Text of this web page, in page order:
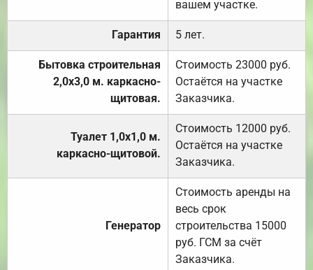
вашем участке.
Гарантия 5 лет.
Бытовка строительная
2,0х3,0 м. каркасно-
щитовая.
Стоимость 23000 руб.
Остаётся на участке
Заказчика.
Туалет 1,0х1,0 м.
каркасно-щитовой.
Стоимость 12000 руб.
Остаётся на участке
Заказчика.
Генератор
Стоимость аренды на
весь срок
строительства 15000
руб. ГСМ за счёт
Заказчика.